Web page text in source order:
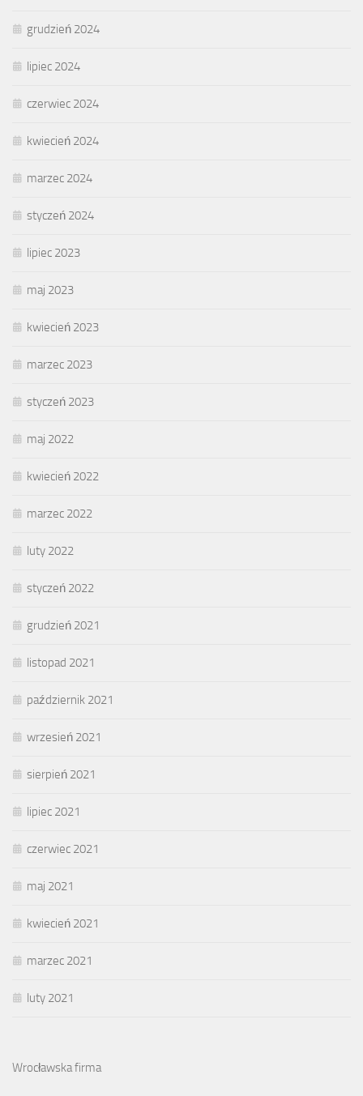
grudzień 2024
lipiec 2024
czerwiec 2024
kwiecień 2024
marzec 2024
styczeń 2024
lipiec 2023
maj 2023
kwiecień 2023
marzec 2023
styczeń 2023
maj 2022
kwiecień 2022
marzec 2022
luty 2022
styczeń 2022
grudzień 2021
listopad 2021
październik 2021
wrzesień 2021
sierpień 2021
lipiec 2021
czerwiec 2021
maj 2021
kwiecień 2021
marzec 2021
luty 2021
Wrocławska firma